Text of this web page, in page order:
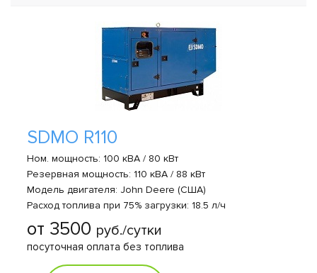
SDMO R110
Ном. мощность: 100 кВА / 80 кВт
Резервная мощность: 110 кВА / 88 кВт
Модель двигателя: John Deere (США)
Расход топлива при 75% загрузки: 18.5 л/ч
от 3500 руб./сутки
посуточная оплата без топлива